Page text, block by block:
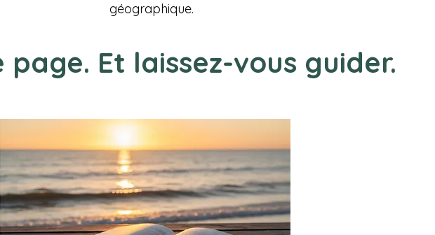
géographique.
page. Et laissez-vous guider.